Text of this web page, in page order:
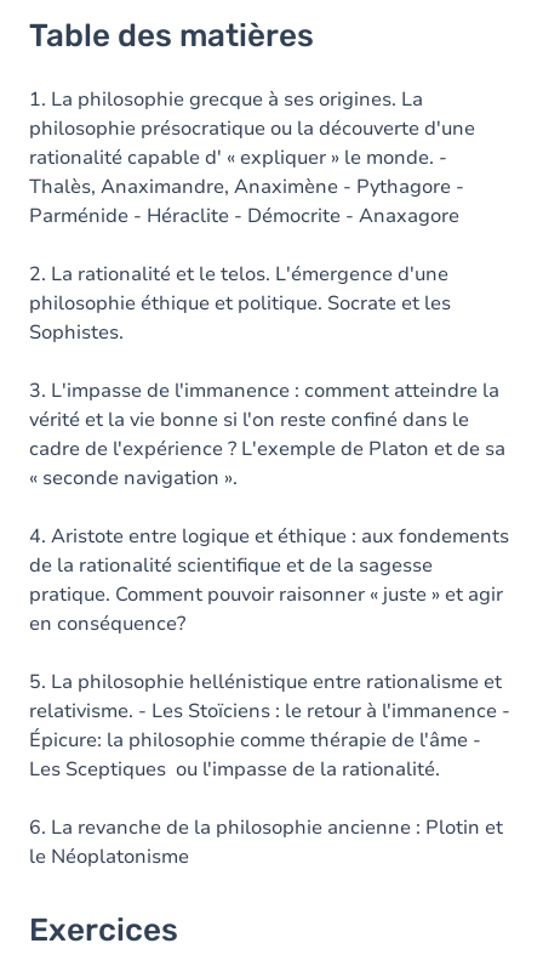
Table des matières
1. La philosophie grecque à ses origines. La
philosophie présocratique ou la découverte d'une
rationalité capable d' « expliquer » le monde. -
Thalès, Anaximandre, Anaximène - Pythagore -
Parménide - Héraclite - Démocrite - Anaxagore
2. La rationalité et le telos. L'émergence d'une
philosophie éthique et politique. Socrate et les
Sophistes.
3. L'impasse de l'immanence : comment atteindre la
vérité et la vie bonne si l'on reste confiné dans le
cadre de l'expérience ? L'exemple de Platon et de sa
« seconde navigation ».
4. Aristote entre logique et éthique : aux fondements
de la rationalité scientifique et de la sagesse
pratique. Comment pouvoir raisonner « juste » et agir
en conséquence?
5. La philosophie hellénistique entre rationalisme et
relativisme. - Les Stoïciens : le retour à l'immanence -
Épicure: la philosophie comme thérapie de l'âme -
Les Sceptiques ou l'impasse de la rationalité.
6. La revanche de la philosophie ancienne : Plotin et
le Néoplatonisme
Exercices